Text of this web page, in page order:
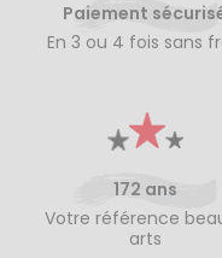
Paiement
En 3 ou 4 fois sans
172 ans
Votre référence
arts